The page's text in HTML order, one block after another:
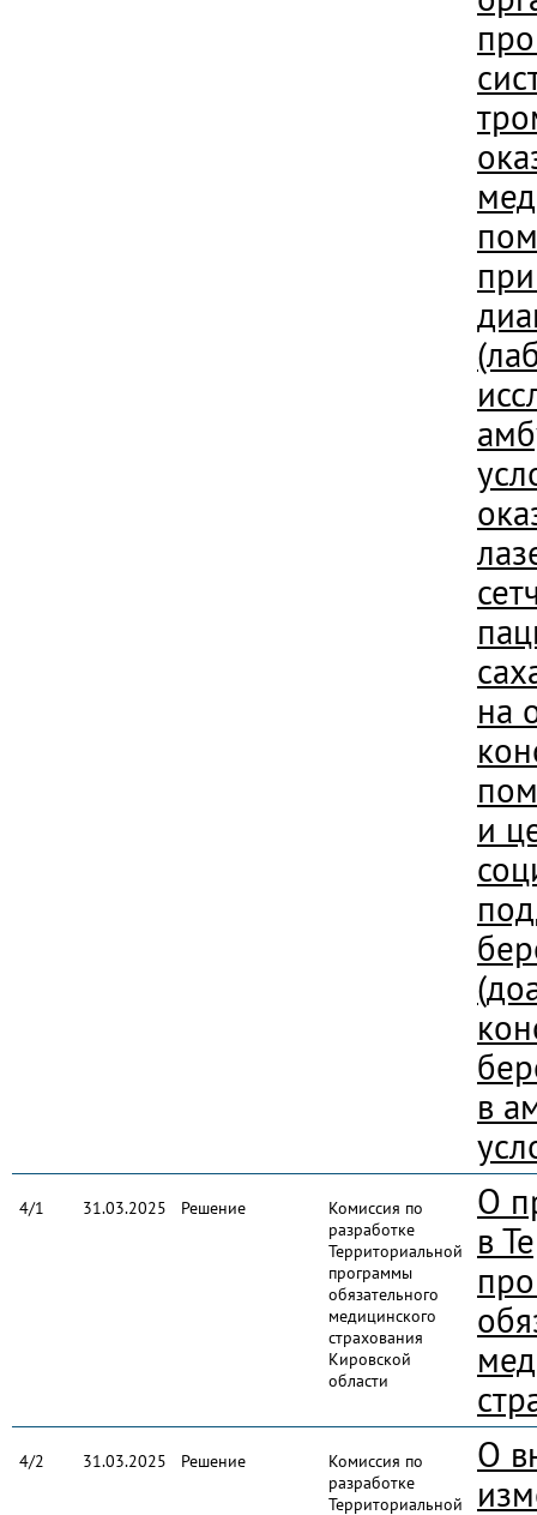
на
и
в
4/1 31.03.2025 Решение
Комиссия по
разработке
Территориальной
программы
обязательного
медицинского
страхования
Кировской
области
О
в
4/2 31.03.2025 Решение
Комиссия по
разработке
Территориальной
О